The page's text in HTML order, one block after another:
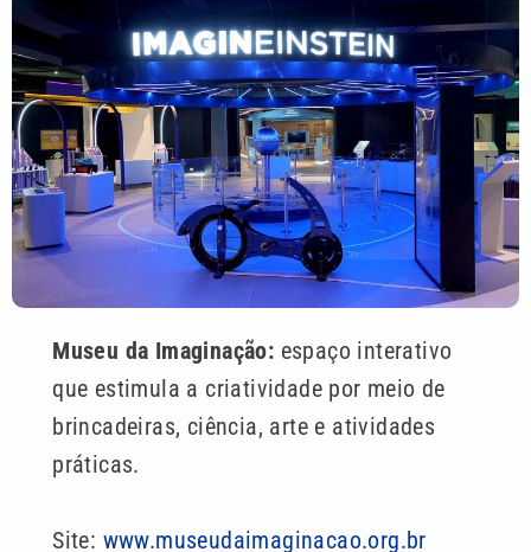
Museu da Imaginação: espaço interativo
que estimula a criatividade por meio de
brincadeiras, ciência, arte e atividades
práticas.
Site: www.museudaimaginacao.org.br